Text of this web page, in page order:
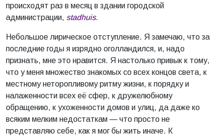
происходят раз в месяц в здании городской
администрации, stadhuis.
Небольшое лирическое отступление. Я замечаю, что за
последние годы я изрядно оголландился, и, надо
признать, мне это нравится. Я настолько привык к тому,
что у меня множество знакомых со всех концов света, к
местному неторопливому ритму жизни, к порядку и
налаженности всех её сфер, к дружелюбному
обращению, к ухоженности домов и улиц, да даже ко
всяким мелким недостаткам — что просто не
представляю себе, как я мог бы жить иначе. К